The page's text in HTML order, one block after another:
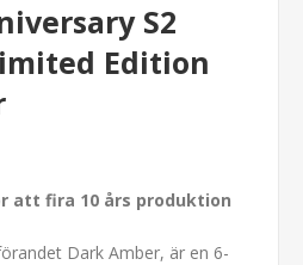
S2
Edition
att fira 10 års produktion
Dark Amber, är en 6-